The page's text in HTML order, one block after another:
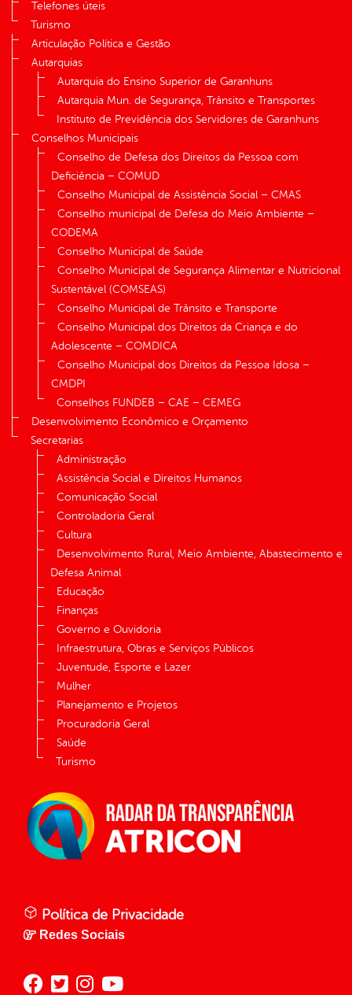
Telefones úteis
Turismo
Articulação Política e Gestão
Autarquias
Autarquia do Ensino Superior de Garanhuns
Autarquia Mun. de Segurança, Trânsito e Transportes
Instituto de Previdência dos Servidores de Garanhuns
Conselhos Municipais
Conselho de Defesa dos Direitos da Pessoa com
Deficiência – COMUD
Conselho Municipal de Assistência Social – CMAS
Conselho municipal de Defesa do Meio Ambiente –
CODEMA
Conselho Municipal de Saúde
Conselho Municipal de Segurança Alimentar e Nutricional
Sustentável (COMSEAS)
Conselho Municipal de Trânsito e Transporte
Conselho Municipal dos Direitos da Criança e do
Adolescente – COMDICA
Conselho Municipal dos Direitos da Pessoa Idosa –
CMDPI
Conselhos FUNDEB – CAE – CEMEG
Desenvolvimento Econômico e Orçamento
Secretarias
Administração
Assistência Social e Direitos Humanos
Comunicação Social
Controladoria Geral
Cultura
Desenvolvimento Rural, Meio Ambiente, Abastecimento e
Defesa Animal
Educação
Finanças
Governo e Ouvidoria
Infraestrutura, Obras e Serviços Públicos
Juventude, Esporte e Lazer
Mulher
Planejamento e Projetos
Procuradoria Geral
Saúde
Turismo
Política de Privacidade
Redes Sociais